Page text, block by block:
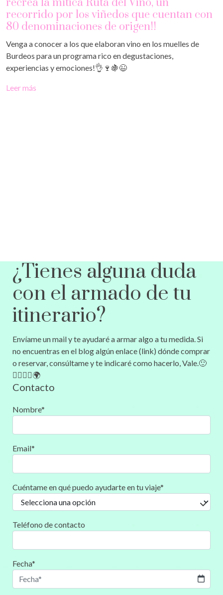
recrea la mítica Ruta del Vino, un
recorrido por los viñedos que cuentan con
80 denominaciones de origen!!
Venga a conocer a los que elaboran vino en los muelles de
Burdeos para un programa rico en degustaciones,
experiencias y emociones!👌🍷🍇😉
Leer más
¿Tienes alguna duda
con el armado de tu
itinerario?
Envíame un mail y te ayudaré a armar algo a tu medida. Si
no encuentras en el blog algún enlace (link) dónde comprar
o reservar, consúltame y te indicaré como hacerlo, Vale.🙂
🚶‍♀️🚶‍♂️🌍
Contacto
Nombre*
Email*
Cuéntame en qué puedo ayudarte en tu viaje*
Teléfono de contacto
Fecha*